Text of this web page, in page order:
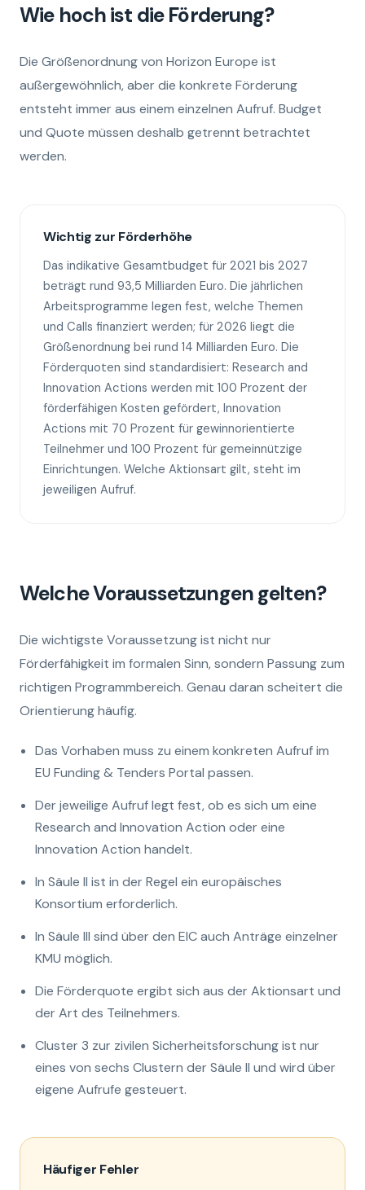
Wie hoch ist die Förderung?
Die Größenordnung von Horizon Europe ist
außergewöhnlich, aber die konkrete Förderung
entsteht immer aus einem einzelnen Aufruf. Budget
und Quote müssen deshalb getrennt betrachtet
werden.
Wichtig zur Förderhöhe
Das indikative Gesamtbudget für 2021 bis 2027
beträgt rund 93,5 Milliarden Euro. Die jährlichen
Arbeitsprogramme legen fest, welche Themen
und Calls finanziert werden; für 2026 liegt die
Größenordnung bei rund 14 Milliarden Euro. Die
Förderquoten sind standardisiert: Research and
Innovation Actions werden mit 100 Prozent der
förderfähigen Kosten gefördert, Innovation
Actions mit 70 Prozent für gewinnorientierte
Teilnehmer und 100 Prozent für gemeinnützige
Einrichtungen. Welche Aktionsart gilt, steht im
jeweiligen Aufruf.
Welche Voraussetzungen gelten?
Die wichtigste Voraussetzung ist nicht nur
Förderfähigkeit im formalen Sinn, sondern Passung zum
richtigen Programmbereich. Genau daran scheitert die
Orientierung häufig.
Das Vorhaben muss zu einem konkreten Aufruf im
EU Funding & Tenders Portal passen.
Der jeweilige Aufruf legt fest, ob es sich um eine
Research and Innovation Action oder eine
Innovation Action handelt.
In Säule II ist in der Regel ein europäisches
Konsortium erforderlich.
In Säule III sind über den EIC auch Anträge einzelner
KMU möglich.
Die Förderquote ergibt sich aus der Aktionsart und
der Art des Teilnehmers.
Cluster 3 zur zivilen Sicherheitsforschung ist nur
eines von sechs Clustern der Säule II und wird über
eigene Aufrufe gesteuert.
Häufiger Fehler